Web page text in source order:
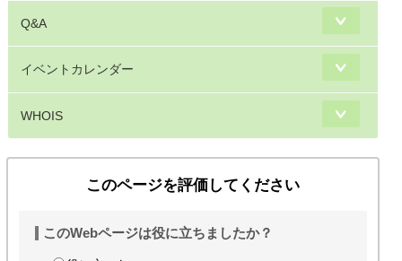
Q&A
イベントカレンダー
WHOIS
このページを評価してください
このWebページは役に立ちましたか？